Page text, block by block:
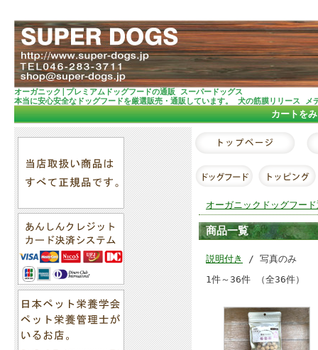
オーガニック|プレミアムドッグフードの通販 スーパードッグス
本当に安心安全なドッグフードを厳選販売・通販しています。 犬の筋膜リリース メ
カートを
オーガニックドッグフー
商品一覧
説明付き
/ 写真のみ
1件～36件 （全36件）